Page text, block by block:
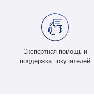
Экспертная помощь и
поддержка покупателей